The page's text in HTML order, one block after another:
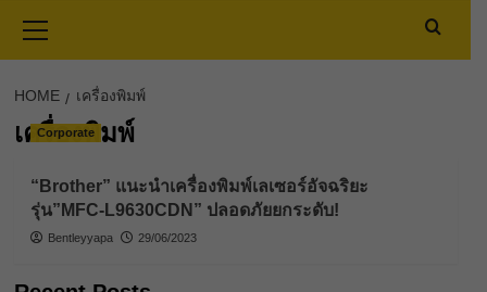
Menu
HOME เครื่องพิมพ์
เครื่องพิมพ์
Corporate
“Brother” แนะนำเครื่องพิมพ์เลเซอร์อัจฉริยะ
รุ่น”MFC-L9630CDN” ปลอดภัยยกระดับ!
Bentleyyapa 29/06/2023